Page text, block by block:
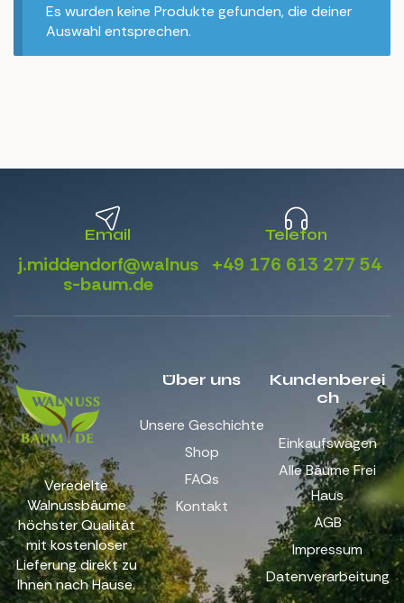
Es wurden keine Produkte gefunden, die deiner
Auswahl entsprechen.
Email
j.middendorf@walnus
s-baum.de
Telefon
+49 176 613 277 54
Über uns
Unsere Geschichte
Shop
FAQs
Kontakt
Kundenberei
ch
Einkaufswagen
Alle Bäume Frei
Haus
AGB
Impressum
Datenverarbeitung
Veredelte
Walnussbäume
höchster Qualität
mit kostenloser
Lieferung direkt zu
Ihnen nach Hause.